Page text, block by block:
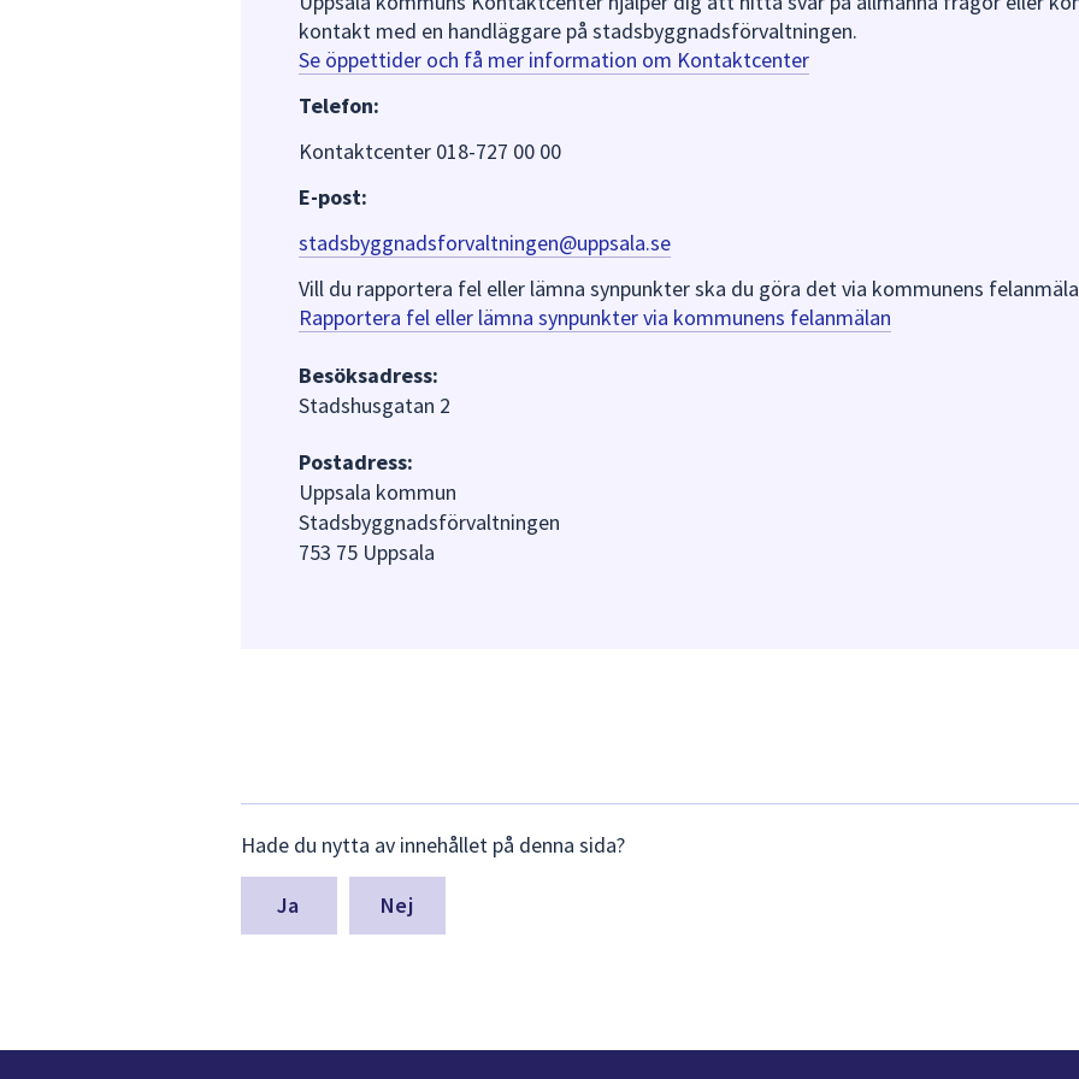
kontakt med en handläggare på stadsbyggnadsförvaltningen.
Se öppettider och få mer information om Kontaktcenter
Telefon:
Kontaktcenter 018-727 00 00
E-post:
stadsbyggnadsforvaltningen@uppsala.se
Vill du rapportera fel eller lämna synpunkter ska du göra det via kommunens
Rapportera fel eller lämna synpunkter via kommunens felanmälan
Besöksadress:
Stadshusgatan 2
Postadress:
Uppsala kommun
Stadsbyggnadsförvaltningen
753 75 Uppsala
synpunkter
för
denna
Hade du nytta av innehållet på denna sida?
Nej